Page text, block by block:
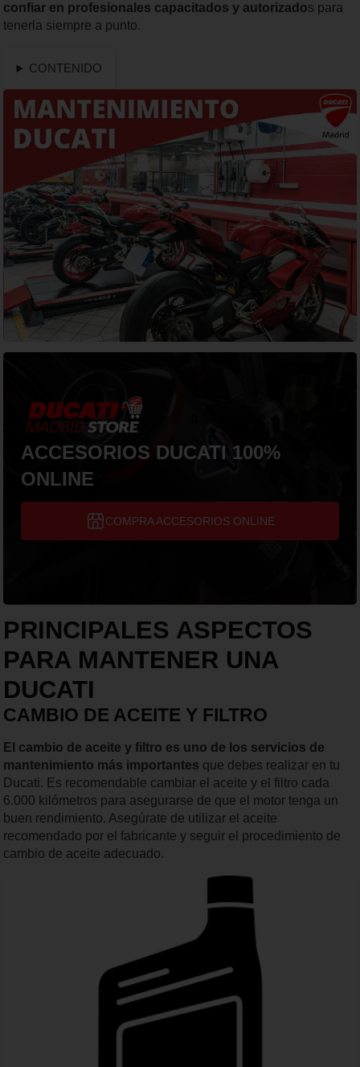
confiar en profesionales capacitados y autorizados para
tenerla siempre a punto.
CONTENIDO
ACCESORIOS DUCATI 100%
ONLINE
COMPRA ACCESORIOS ONLINE
PRINCIPALES ASPECTOS
PARA MANTENER UNA
DUCATI
CAMBIO DE ACEITE Y FILTRO
El cambio de aceite y filtro es uno de los servicios de
mantenimiento más importantes que debes realizar en tu
Ducati. Es recomendable cambiar el aceite y el filtro cada
6.000 kilómetros para asegurarse de que el motor tenga un
buen rendimiento. Asegúrate de utilizar el aceite
recomendado por el fabricante y seguir el procedimiento de
cambio de aceite adecuado.